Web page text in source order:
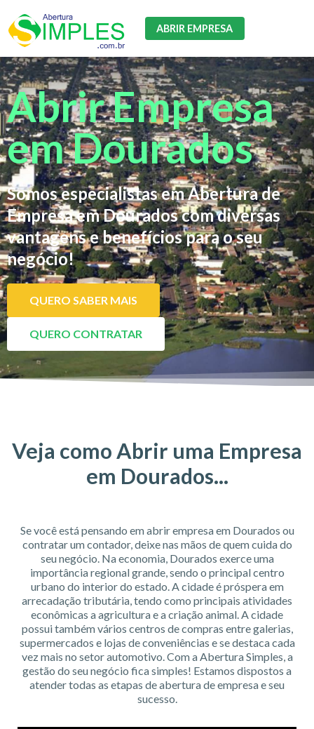
ABRIR EMPRESA
Abrir Empresa
em Dourados
Somos especialistas em Abertura de
Empresa em Dourados com diversas
vantagens e benefícios para o seu
negócio!
QUERO SABER MAIS
QUERO CONTRATAR
Veja como Abrir uma Empresa
em Dourados...
Se você está pensando em abrir empresa em Dourados ou
contratar um contador, deixe nas mãos de quem cuida do
seu negócio. Na economia, Dourados exerce uma
importância regional grande, sendo o principal centro
urbano do interior do estado. A cidade é próspera em
arrecadação tributária, tendo como principais atividades
econômicas a agricultura e a criação animal. A cidade
possui também vários centros de compras entre galerias,
supermercados e lojas de conveniências e se destaca cada
vez mais no setor automotivo. Com a Abertura Simples, a
gestão do seu negócio fica simples! Estamos dispostos a
atender todas as etapas de abertura de empresa e seu
sucesso.